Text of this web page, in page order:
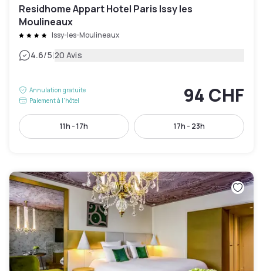
Residhome Appart Hotel Paris Issy les
Moulineaux
Issy-les-Moulineaux
4.6/5|20 Avis
Annulation gratuite
Paiement à l'hôtel
94 CHF
11h - 17h 17h - 23h